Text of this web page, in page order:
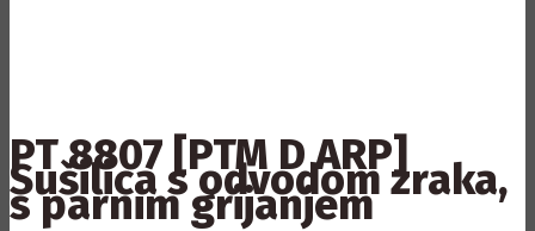
PT 8807 [PTM D ARP]
Sušilica s odvodom zraka,
s parnim grijanjem